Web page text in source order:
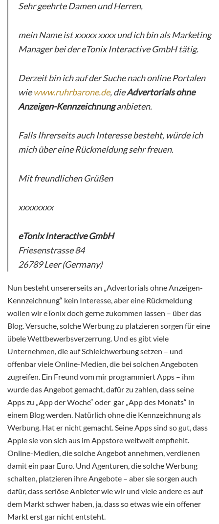
Sehr geehrte Damen und Herren,
mein Name ist xxxxx xxxx und ich bin als Marketing
Manager bei der eTonix Interactive GmbH tätig.
Derzeit bin ich auf der Suche nach online Portalen
wiewww.ruhrbarone.de, dieAdvertorials ohne
Anzeigen-Kennzeichnunganbieten.
Falls Ihrerseits auch Interesse besteht, würde ich
mich über eine Rückmeldung sehr freuen.
Mit freundlichen Grüßen
xxxxxxxx
eTonix Interactive GmbH
Friesenstrasse 84
26789 Leer (Germany)
Nun besteht unsererseits an „Advertorials ohne Anzeigen-
Kennzeichnung“ kein Interesse, aber eine Rückmeldung
wollen wir eTonix doch gerne zukommen lassen – über das
Blog. Versuche, solche Werbung zu platzieren sorgen für eine
übele Wettbewerbsverzerrung. Und es gibt viele
Unternehmen, die auf Schleichwerbung setzen – und
offenbar viele Online-Medien, die bei solchen Angeboten
zugreifen. Ein Freund vom mir programmiert Apps – ihm
wurde das Angebot gemacht, dafür zu zahlen, dass seine
Apps zu „App der Woche“ oder gar „App des Monats“ in
einem Blog werden. Natürlich ohne die Kennzeichnung als
Werbung. Hat er nicht gemacht. Seine Apps sind so gut, dass
Apple sie von sich aus im Appstore weltweit empfiehlt.
Online-Medien, die solche Angebot annehmen, verdienen
damit ein paar Euro. Und Agenturen, die solche Werbung
schalten, platzieren ihre Angebote – aber sie sorgen auch
dafür, dass seriöse Anbieter wie wir und viele andere es auf
dem Markt schwer haben, ja, dass so etwas wie ein offener
Markt erst gar nicht entsteht.